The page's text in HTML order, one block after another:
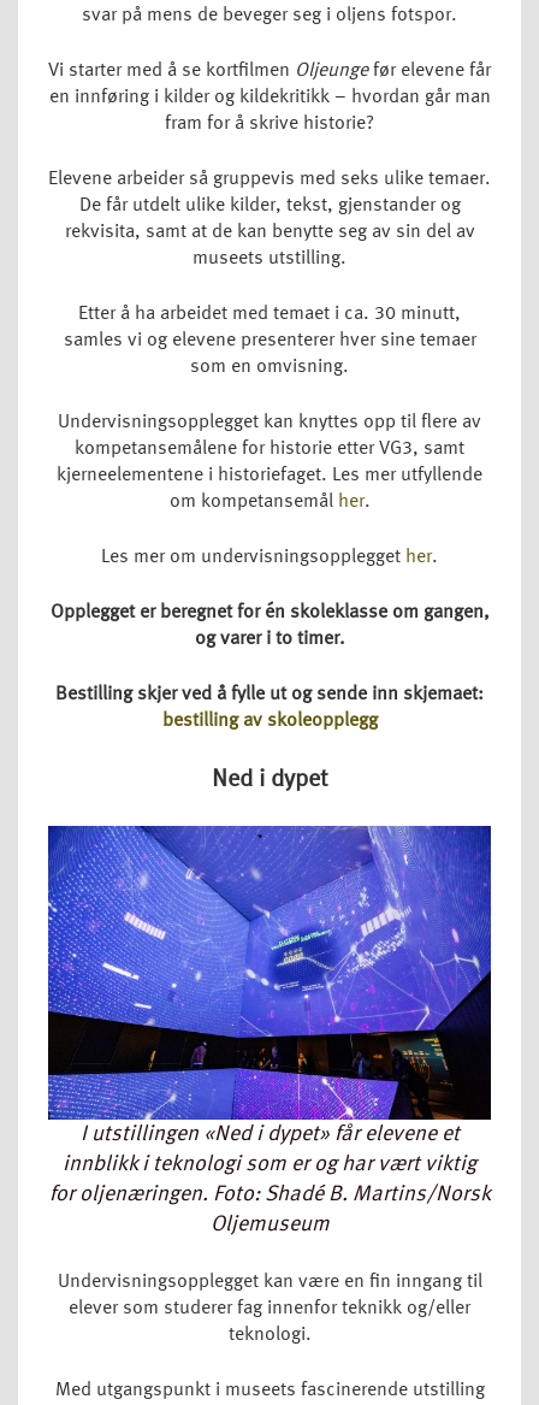
svar på mens de beveger seg i oljens fotspor.
Vi starter med å se kortfilmen Oljeungefør elevene får
en innføring i kilder og kildekritikk – hvordan går man
fram for å skrive historie?
Elevene arbeider så gruppevis med seks ulike temaer.
De får utdelt ulike kilder, tekst, gjenstander og
rekvisita, samt at de kan benytte seg av sin del av
museets utstilling.
Etter å ha arbeidet med temaet i ca. 30 minutt,
samles vi og elevene presenterer hver sine temaer
som en omvisning.
Undervisningsopplegget kan knyttes opp til flere av
kompetansemålene for historie etter VG3, samt
kjerneelementene i historiefaget. Les mer utfyllende
om kompetansemål her.
Les mer om undervisningsopplegget her.
Opplegget er beregnet for én skoleklasse om gangen,
og varer i to timer.
Bestilling skjer ved å fylle ut og sende inn skjemaet:
bestilling av skoleopplegg
Ned i dypet
I utstillingen «Ned i dypet» får elevene et
innblikk i teknologi som er og har vært viktig
for oljenæringen. Foto: Shadé B. Martins/Norsk
Oljemuseum
Undervisningsopplegget kan være en fin inngang til
elever som studerer fag innenfor teknikk og/eller
teknologi.
Med utgangspunkt i museets fascinerende utstilling